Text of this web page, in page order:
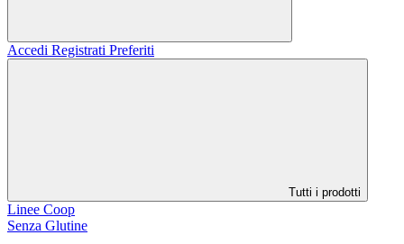
Accedi Registrati Preferiti
Tutti i prodotti
Linee Coop
Senza Glutine